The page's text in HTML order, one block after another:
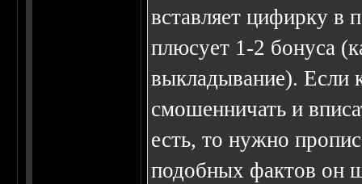
вставляет цифирку в
плюсует 1-2 бонуса
выкладывание). Если
смошенничать и
есть, то нужно
подобных фактов он